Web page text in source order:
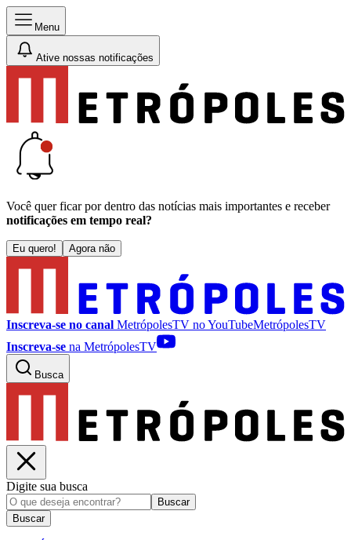
Menu
Ative nossas notificações
Você quer ficar por dentro das notícias mais importantes e receber
notificações em tempo real?
Eu quero! Agora não
Inscreva-se no canal MetrópolesTV noYouTubeMetrópolesTV
Inscreva-se na MetrópolesTV
Busca
Digite sua busca
Buscar
Buscar